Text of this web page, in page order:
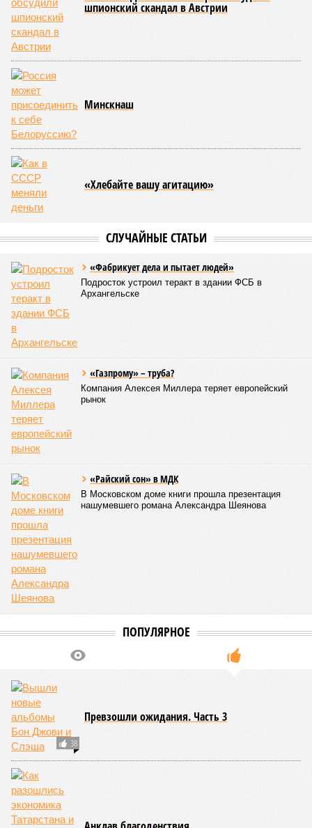
«потому что». И учёные до сих пор бьются над загадкой
почему.
Некоторые мутации не слишком разрушительны, и клетка
может существовать в слегка изменённом виде. Другие же
приводят к катастрофическим изменениям внутри неё – и
она погибает.
присутствуют тысячи соматических мутаций. У
организма нет механики, которая позволила бы ему
вернуться и исправить повреждения, уже записанные в
геноме,– рассказываетДжереми Клерк, доцент
медицинской школы Гроссмана при Нью-Йоркском
университете.
накопившиеся повреждения снижают эффективность
работы клетки, а в некоторых случаях создают
какие бы антивозрастные процедуры вы ни проводили, как
причины, всё равно ничего не выйдет – мутации возьмут
своё.
Цифры
По данным за 2025 год, лидером по средней
Княжество Монако. В общем-то, неудивительно с
учётом богатства и благополучия этого крохотного
клочка суши. Но второе место удивляет – оно,
оказывается, за Гонконгом. Если в Монако
большинство доживают до 87 лет, то в Гонконге – до
85 с копейками. «Бронза» за Японией – почти 85 лет.
Средняя продолжительность жизни в России – 74,2
года, от лидеров рейтинга мы очень далеки. Впрочем,
Владимир Путин поставил задачу, чтобы к 2030 году
эта цифра выросла до 78 лет, а к 2036 году – до 81
года. Как это будет выполняться, неизвестно.
Эта железная печень
В своём новейшем исследовании, опубликованном в NPJ
Aging, группа учёных из Сколковского института науки и
Екатериной Храмеевой подсчитала максимальный срок
жизни человека. Вернее, каким бы этот срок мог быть, если
исключить из уравнения все признаки старения, в том
Итак, пишет в своей разошедшейся на многомиллионную
аудиторию публикации New York Post (почему, кстати, New
York Post, а не отечественные издания?), получилось, что
средним показателем было бы 1759 лет, а максимальным –
29 921 год. Неплохо: одному-единственному человеку
можно было бы застать сразу несколько концов света,
ледниковых периодов и крушение десятка-другого
развитых цивилизаций. Но мы снова возвращаемся к
катастрофическим изменениям в ДНК, которые начисто
вычёркивают эти цифры из всех возможных вариантов